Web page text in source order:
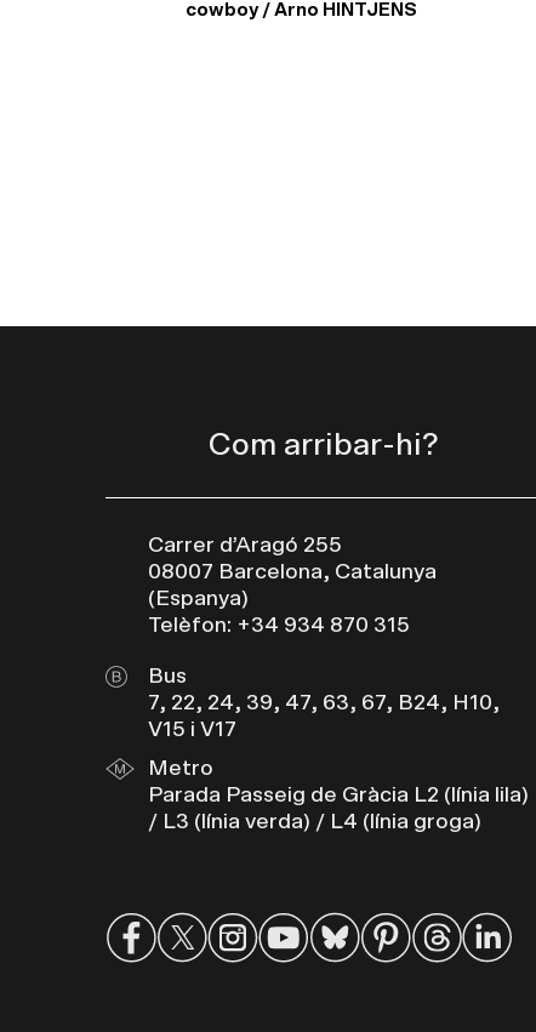
cowboy / Arno HINTJENS
Com arribar-hi?
Carrer d’Aragó 255
08007 Barcelona, Catalunya
(Espanya)
Telèfon: +34 934 870 315
Bus
7, 22, 24, 39, 47, 63, 67, B24, H10,
V15 i V17
Metro
Parada Passeig de Gràcia L2 (línia lila)
/ L3 (línia verda) / L4 (línia groga)